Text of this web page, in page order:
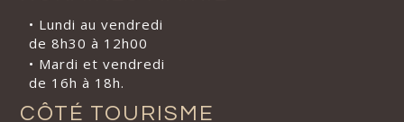
• Lundi au vendredi
de 8h30 à 12h00
• Mardi et vendredi
de 16h à 18h.
CÔTÉ TOURISME